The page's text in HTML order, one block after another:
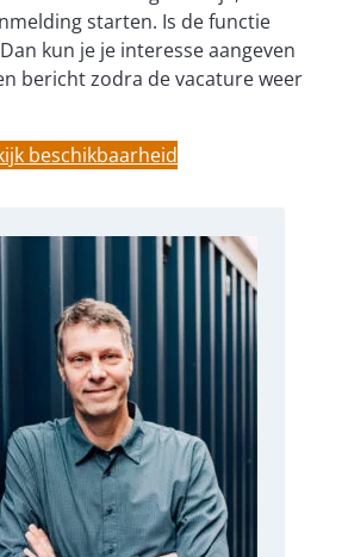
starten. Is de functie
kun je je interesse aangeven
bericht zodra de vacature weer
beschikbaarheid